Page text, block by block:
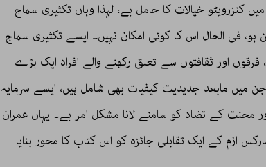
خیالات کا حامل ہے، لہذا وہاں تکثیری سماج
فی الحال اس کا کوئی امکان نہیں۔ ایسے تکثیری سماج
اور ثقافتوں سے تعلق رکھنے والے افراد ایک بڑے
میں مابعد جدیدیت کیفیات بھی شامل ہیں، ایسے سرمایہ
محنت کے تضاد کو سامنے لانا مشکل امر ہے۔ یہاں عمران
ازم کے ایک تقابلی جائزہ کو اس کتاب کا محور بنایا